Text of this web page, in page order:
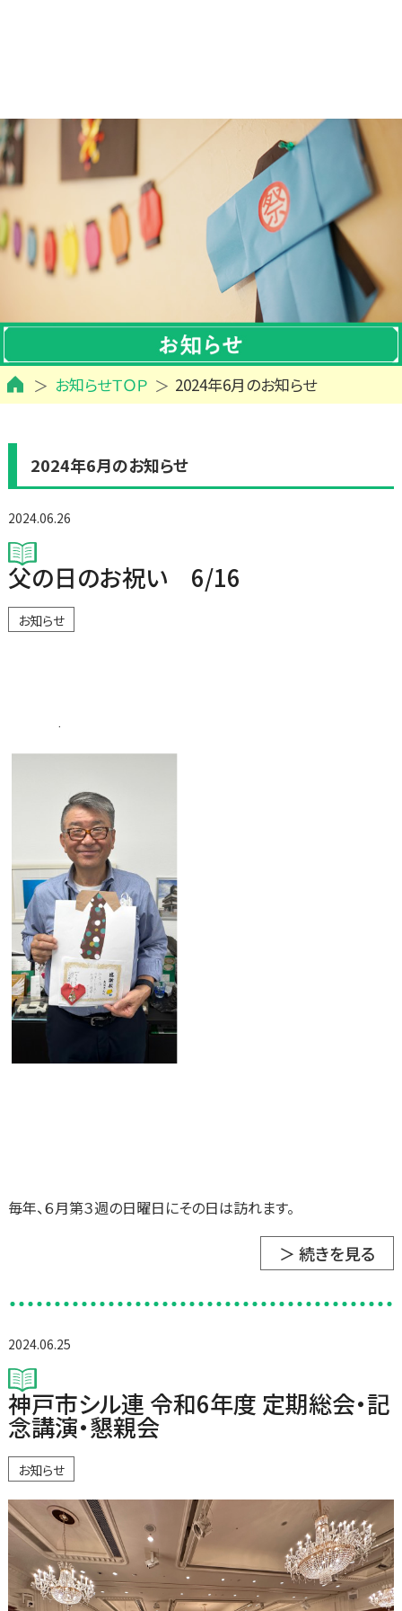
お知らせＴＯＰ 2024年6月のお知らせ
2024年6月のお知らせ
2024.06.26
父の日のお祝い 6/16
お知らせ
毎年、６月第３週の日曜日にその日は訪れます。
＞ 続きを見る
2024.06.25
神戸市シル連 令和6年度 定期総会・記
念講演・懇親会
お知らせ